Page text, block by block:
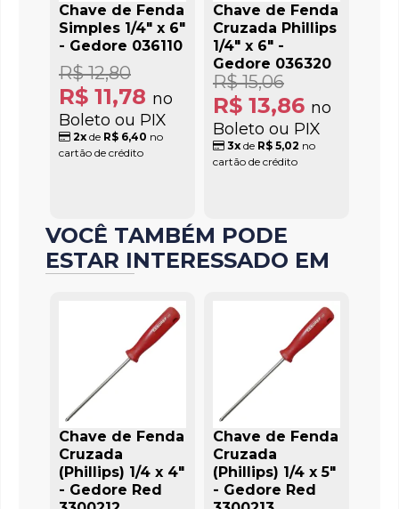
Chave de Fenda
Simples 1/4" x 6"
- Gedore 036110
R$ 11,78 no
Boleto ou PIX
R$ 12,80
2x de R$ 6,40 no
cartão de crédito
Chave de Fenda
Cruzada Phillips
1/4" x 6" -
Gedore 036320
R$ 13,86 no
Boleto ou PIX
R$ 15,06
3xde R$ 5,02 no
cartão de crédito
VOCÊ TAMBÉM PODE
ESTAR INTERESSADO EM
Chave de Fenda
Cruzada
(Phillips) 1/4 x 4"
- Gedore Red
Chave de Fenda
Cruzada
(Phillips) 1/4 x 5"
- Gedore Red